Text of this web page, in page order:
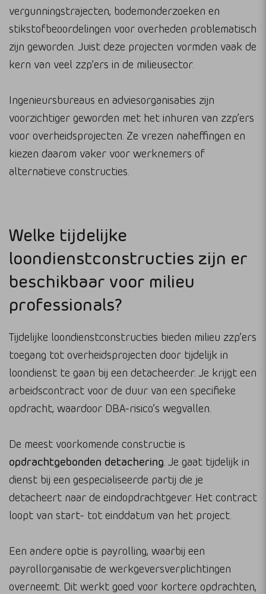
vergunningstrajecten, bodemonderzoeken en
stikstofbeoordelingen voor overheden problematisch
zijn geworden. Juist deze projecten vormden vaak de
kern van veel zzp’ers in de milieusector.
Ingenieursbureaus en adviesorganisaties zijn
voorzichtiger geworden met het inhuren van zzp’ers
voor overheidsprojecten. Ze vrezen naheffingen en
kiezen daarom vaker voor werknemers of
alternatieve constructies.
Welke tijdelijke
loondienstconstructies zijn er
beschikbaar voor milieu
professionals?
Tijdelijke loondienstconstructies bieden milieu zzp’ers
toegang tot overheidsprojecten door tijdelijk in
loondienst te gaan bij een detacheerder. Je krijgt een
arbeidscontract voor de duur van een specifieke
opdracht, waardoor DBA-risico’s wegvallen.
De meest voorkomende constructie is
opdrachtgebonden detachering . Je gaat tijdelijk in
dienst bij een gespecialiseerde partij die je
detacheert naar de eindopdrachtgever. Het contract
loopt van start- tot einddatum van het project.
Een andere optie is payrolling, waarbij een
payrollorganisatie de werkgeversverplichtingen
overneemt. Dit werkt goed voor kortere opdrachten,